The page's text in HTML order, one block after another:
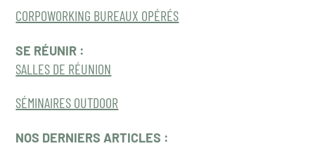
CORPOWORKING BUREAUX OPÉRÉS
SE RÉUNIR :
SALLES DE RÉUNION
SÉMINAIRES OUTDOOR
NOS DERNIERS ARTICLES :